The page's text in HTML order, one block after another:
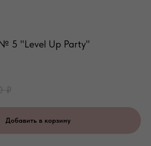
5 "Level Up Party"
₽
Добавить в корзину